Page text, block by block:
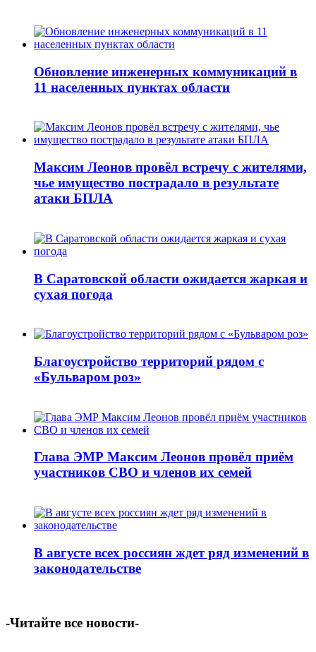
Обновление инженерных коммуникаций в
11 населенных пунктах области
Максим Леонов провёл встречу с жителями,
чье имущество пострадало в результате
атаки БПЛА
В Саратовской области ожидается жаркая и
сухая погода
Благоустройство территорий рядом с
«Бульваром роз»
Глава ЭМР Максим Леонов провёл приём
участников СВО и членов их семей
В августе всех россиян ждет ряд изменений в
законодательстве
-Читайте все новости-